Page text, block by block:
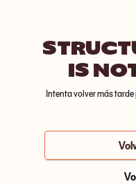
IS
Intenta volver más